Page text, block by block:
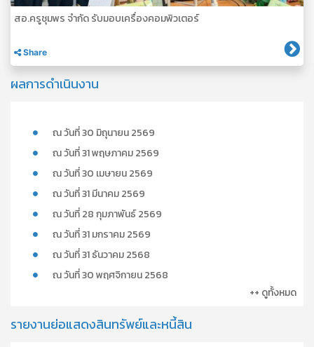
สอ.ครูชุมพร จำกัด รับมอบเครื่องคอมพิวเตอร์
Share
ผลการดำเนินงาน
ณ วันที่ 30 มิถุนายน 2569
ณ วันที่ 31 พฤษภาคม 2569
ณ วันที่ 30 เมษายน 2569
ณ วันที่ 31 มีนาคม 2569
ณ วันที่ 28 กุมภาพันธ์ 2569
ณ วันที่ 31 มกราคม 2569
ณ วันที่ 31 ธันวาคม 2568
ณ วันที่ 30 พฤศจิกายน 2568
++ ดูทั้งหมด
รายงานย่อแสดงสินทรัพย์และหนี้สิน